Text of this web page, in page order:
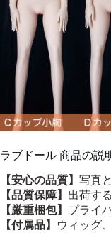
ラブドール 商品の説
【安心の品質】 写真
【品質保障】 出荷す
【厳重梱包】 プライ
【付属品】
ウィッグ